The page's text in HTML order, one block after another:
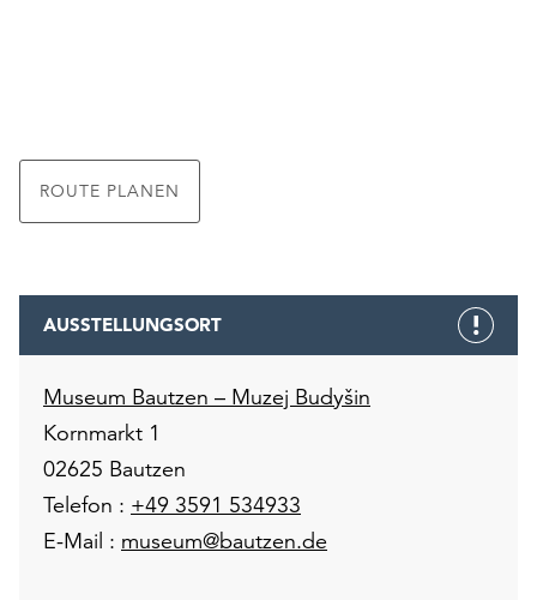
ROUTE PLANEN
AUSSTELLUNGSORT
Museum Bautzen – Muzej Budyšin
Kornmarkt 1
02625 Bautzen
Telefon : +49 3591 534933
E-Mail : museum@bautzen.de